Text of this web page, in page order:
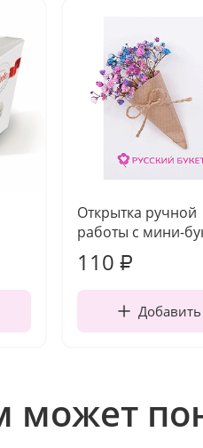
Открытка ручной
работы с мини-
110 ₽
Добавить
может